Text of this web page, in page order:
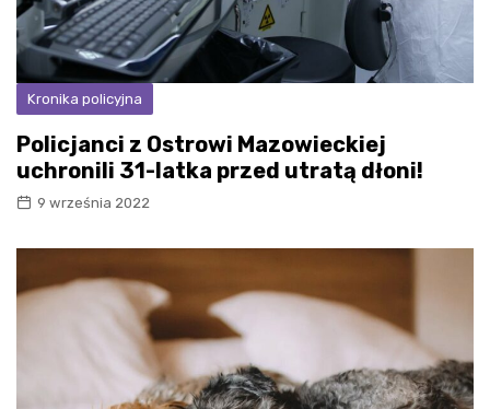
Kronika policyjna
Policjanci z Ostrowi Mazowieckiej
uchronili 31-latka przed utratą dłoni!
9 września 2022